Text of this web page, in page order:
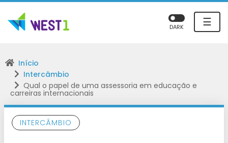
☰
DARK
Início
Intercâmbio
Qual o papel de uma assessoria em educação e
carreiras internacionais
INTERCÂMBIO